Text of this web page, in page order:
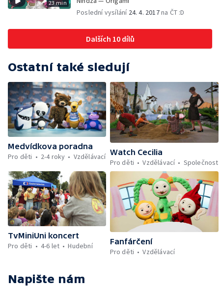
23 min
Poslední vysílání 24. 4. 2017na ČT :D
Dalších 10 dílů
Ostatní také sledují
Medvídkova poradna
Pro děti
2-4 roky Vzdělávací Watch Cecilia
Pro děti
Vzdělávací Společnost
TvMiniUni koncert
Pro děti
4-6 let Hudební
Fanfárčení
Pro děti
Vzdělávací
Napište nám